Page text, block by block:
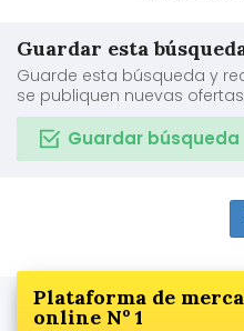
Guardar esta
Guarde esta búsqueda y
se publiquen nuevas
Guardar búsqueda
Plataforma de
online Nº 1